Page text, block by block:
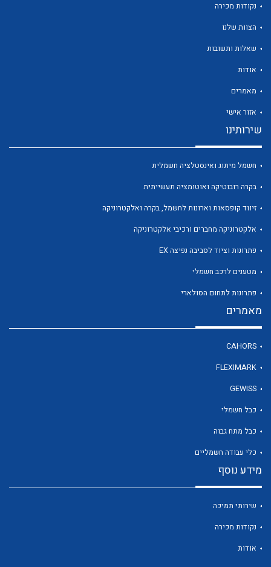
לכל מוצרי היצרן
נקודות מכירה
הצוות שלנו
שאלות ותשובות
אודות
מאמרים
אזור אישי
שירותינו
חשמל מיתוג ואינסטלציה חשמלית
בקרה רובוטיקה ואוטומציה תעשייתית
זיווד קופסאות וארונות לחשמל, בקרה ואלקטרוניקה
אלקטרוניקה מחברים ורכיבי אלקטרוניקה
פתרונות וציוד לסביבה נפיצה EX
מטענים לרכב חשמלי
פתרונות לתחום הסולארי
מאמרים
CAHORS
FLEXIMARK
GEWISS
כבל חשמלי
כבל מתח גבוה
כלי עבודה חשמליים
מידע נוסף
שירותי תמיכה
נקודות מכירה
אודות